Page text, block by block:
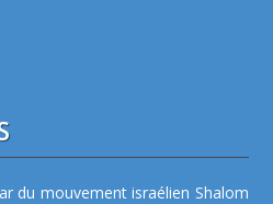
du mouvement israélien Shalom